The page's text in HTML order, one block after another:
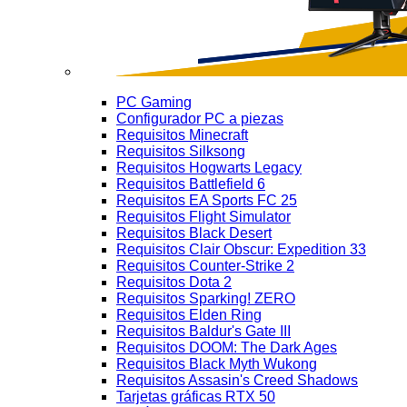
PC Gaming
Configurador PC a piezas
Requisitos Minecraft
Requisitos Silksong
Requisitos Hogwarts Legacy
Requisitos Battlefield 6
Requisitos EA Sports FC 25
Requisitos Flight Simulator
Requisitos Black Desert
Requisitos Clair Obscur: Expedition 33
Requisitos Counter-Strike 2
Requisitos Dota 2
Requisitos Sparking! ZERO
Requisitos Elden Ring
Requisitos Baldur's Gate III
Requisitos DOOM: The Dark Ages
Requisitos Black Myth Wukong
Requisitos Assasin's Creed Shadows
Tarjetas gráficas RTX 50